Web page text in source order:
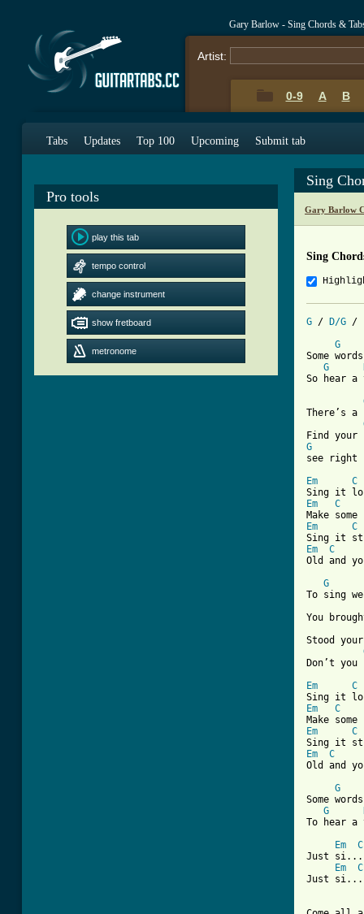
Gary Barlow - Sing Chords &
Artist:
0-9 A B
Tabs Updates Top 100 Upcoming Submit tab
Pro tools
play this tab
tempo control
change instrument
show fretboard
metronome
Sing
Gary Barlow
Sing
G / D/G /
G
Some
G
So hear a
There’s
G
see right
Em
C
Em
C
Em
C
Em
C
G
To sing
You
Stood
Don’t
Em
C
Em
C
Em
C
Em
C
Old and
G
Some
G
To hear a
Em
C
Just
Em
C
Just